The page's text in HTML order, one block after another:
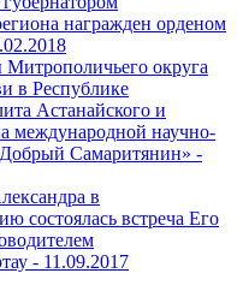
награжден орденом
Митрополичьего округа
в Республике
Астанайского и
международной научно-
Самаритянин» -
в
состоялась встреча Его
- 11.09.2017